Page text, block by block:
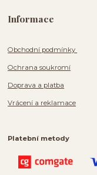
Informace
Obchodní podmínky
Ochrana soukromí
Doprava a platba
Vrácení a reklamace
Platební metody